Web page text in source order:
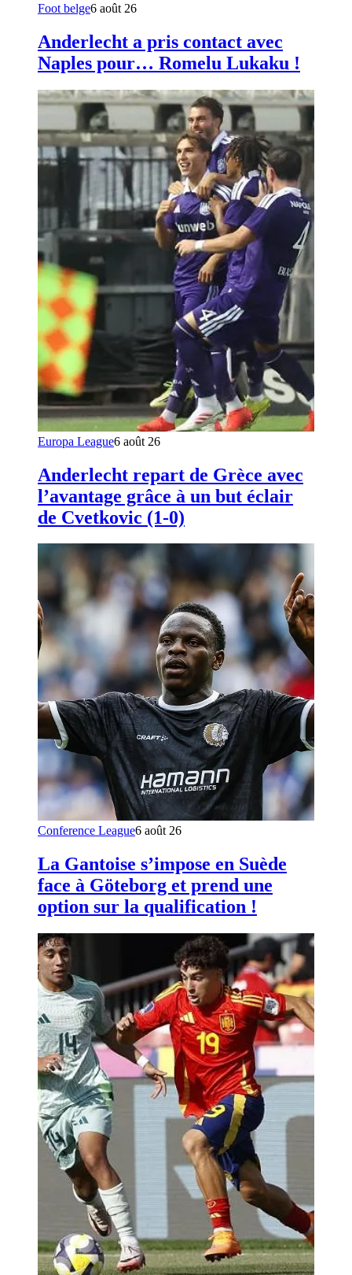
Foot belge6 août 26
Anderlecht a pris contact avec
Naples pour… Romelu Lukaku !
Europa League6 août 26
Anderlecht repart de Grèce avec
l’avantage grâce à un but éclair
de Cvetkovic (1-0)
Conference League6 août 26
La Gantoise s’impose en Suède
face à Göteborg et prend une
option sur la qualification !